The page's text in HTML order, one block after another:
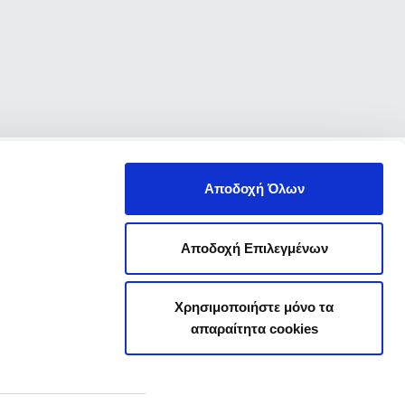
Αποδοχή Όλων
Αποδοχή Επιλεγμένων
Χρησιμοποιήστε μόνο τα
απαραίτητα cookies